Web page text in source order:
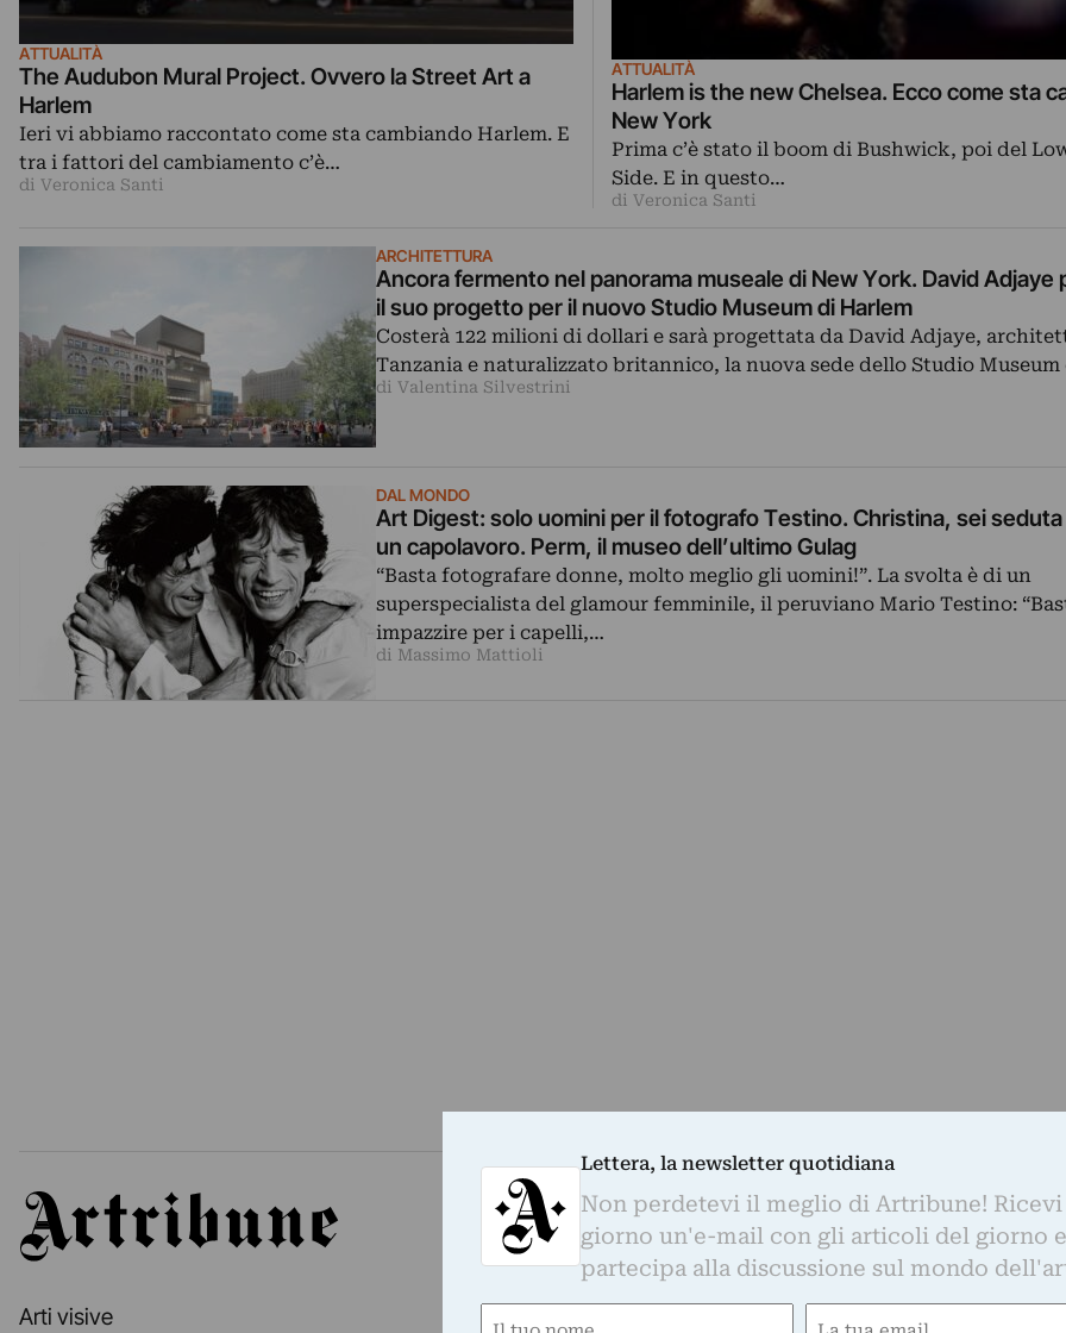
ATTUALITÀ
The Audubon Mural Project. Ovvero la Street Art a
Harlem
Ieri vi abbiamo raccontato come sta cambiando Harlem. E
tra i fattori del cambiamento c’è…
di Veronica Santi
ATTUALITÀ
Harlem is the new Chelsea. Ecco come sta
New York
Prima c’è stato il boom di Bushwick, poi del
Side. E in questo…
di Veronica Santi
ARCHITETTURA
Ancora fermento nel panorama museale di New York. David Adjaye
il suo progetto per il nuovo Studio Museum di Harlem
Costerà 122 milioni di dollari e sarà progettata da David Adjaye,
Tanzania e naturalizzato britannico, la nuova sede dello Studio
di Valentina Silvestrini
DAL MONDO
Art Digest: solo uomini per il fotografo Testino. Christina, sei seduta
un capolavoro. Perm, il museo dell’ultimo Gulag
“Basta fotografare donne, molto meglio gli uomini!”. La svolta è di un
superspecialista del glamour femminile, il peruviano Mario Testino:
impazzire per i capelli,…
di Massimo Mattioli
Artribune
Arti visive
Lettera, la newsletter quotidiana
Non perdetevi il meglio di Artribune!
giorno un'e-mail con gli articoli del giorno
partecipa alla discussione sul mondo
Nome
Email